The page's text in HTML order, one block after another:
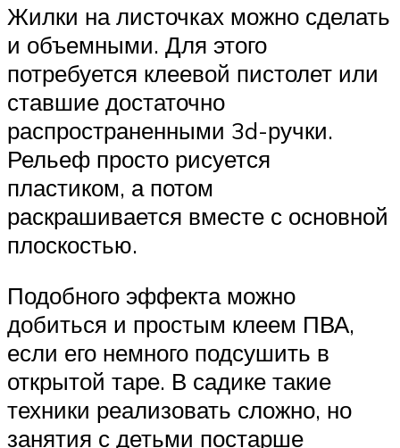
Жилки на листочках можно сделать
и объемными. Для этого
потребуется клеевой пистолет или
ставшие достаточно
распространенными 3d-ручки.
Рельеф просто рисуется
пластиком, а потом
раскрашивается вместе с основной
плоскостью.
Подобного эффекта можно
добиться и простым клеем ПВА,
если его немного подсушить в
открытой таре. В садике такие
техники реализовать сложно, но
занятия с детьми постарше